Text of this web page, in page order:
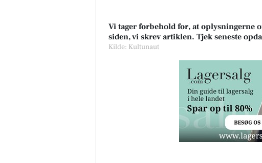
Vi tager forbehold for, at oplysningerne
siden, vi skrev artiklen. Tjek seneste
Kilde: Kultunaut